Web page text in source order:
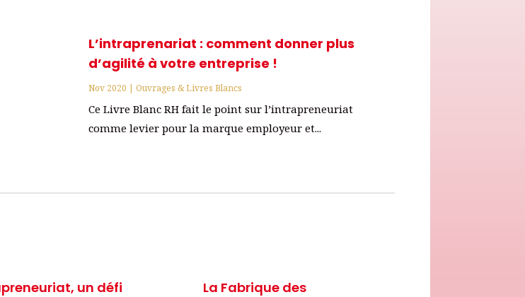
L’intraprenariat : comment donner plus
d’agilité à votre entreprise !
Nov 2020 |Ouvrages & Livres Blancs
Ce Livre Blanc RH fait le point sur l’intrapreneuriat
comme levier pour la marque employeur et...
un défi
La Fabrique des